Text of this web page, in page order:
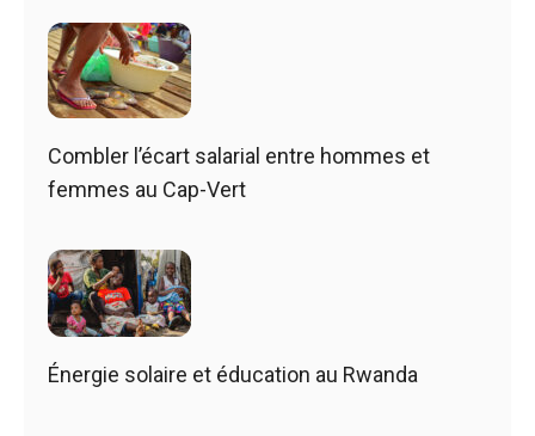
Combler l’écart salarial entre hommes et
femmes au Cap-Vert
Énergie solaire et éducation au Rwanda